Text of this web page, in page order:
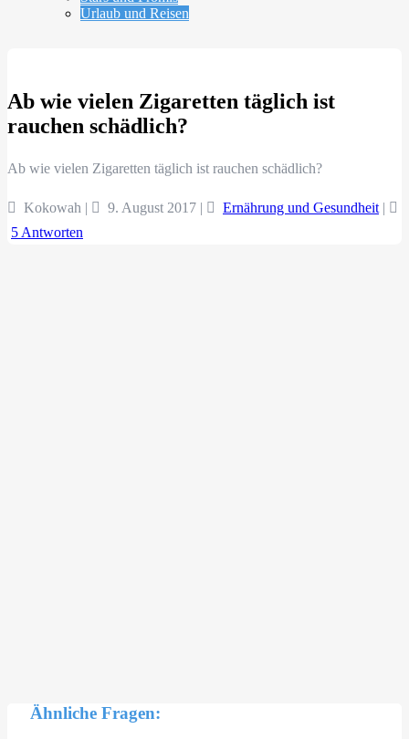
Urlaub und Reisen
Ab wie vielen Zigaretten täglich ist
rauchen schädlich?
Ab wie vielen Zigaretten täglich ist rauchen schädlich?
Kokowah | 9. August 2017 | Ernährung und Gesundheit|
5 Antworten
Ähnliche Fragen: